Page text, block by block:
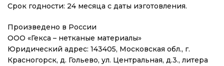
Срок годности: 24 месяца с даты изготовления.
Произведено в России
ООО «Гекса – нетканые материалы»
Юридический адрес: 143405, Московская обл., г.
Красногорск, д. Гольево, ул. Центральная, д.3., литера